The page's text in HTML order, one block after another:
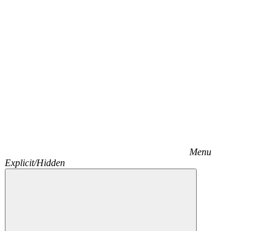
Menu
Explicit/Hidden